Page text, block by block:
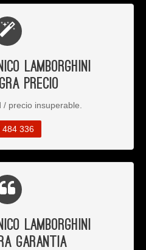
Lamborghini
Precio
/ precio insuperable.
484 336
Lamborghini
Garantia